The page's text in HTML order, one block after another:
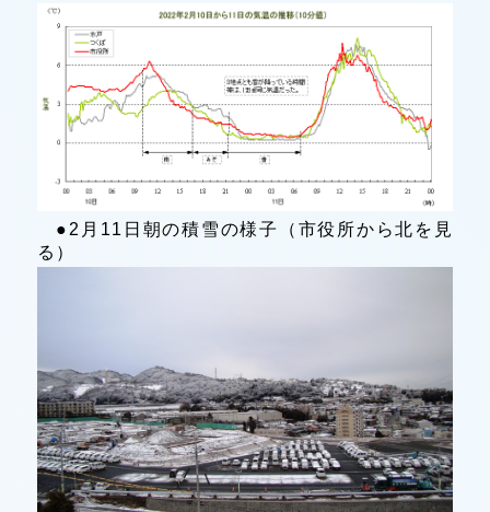
●2月11日朝の積雪の様子（市役所から北を見
る）